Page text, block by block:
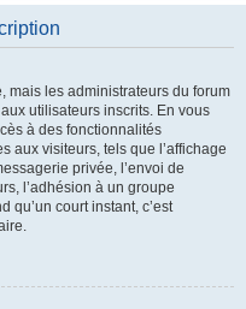
mais les administrateurs du forum
utilisateurs inscrits. En vous
à des fonctionnalités
aux visiteurs, tels que l’affichage
privée, l’envoi de
l’adhésion à un groupe
qu’un court instant, c’est